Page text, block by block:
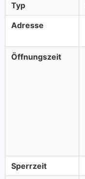
Typ
Adresse
Öffnungszeit
Sperrzeit